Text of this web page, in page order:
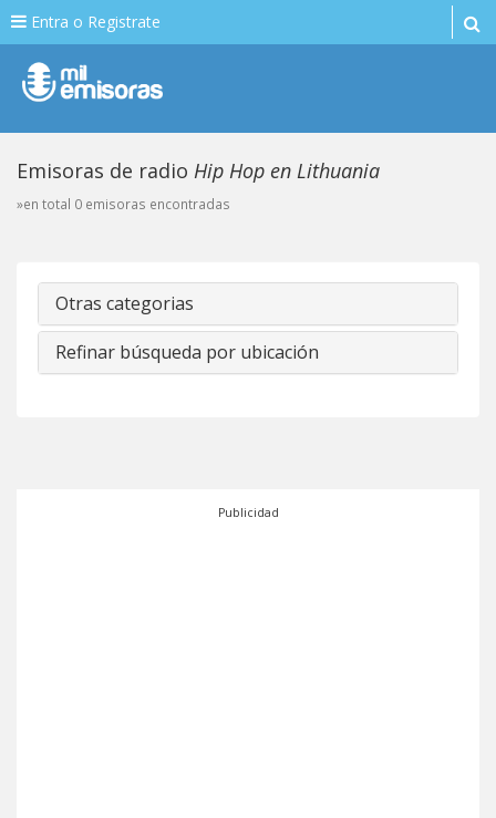
Entra o Registrate
Emisoras de radio Hip Hop en Lithuania
»en total 0 emisoras encontradas
Otras categorias
Refinar búsqueda por ubicación
Publicidad